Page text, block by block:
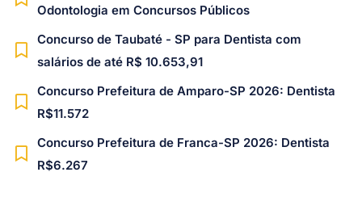
Odontologia em Concursos Públicos
Concurso de Taubaté - SP para Dentista com
salários de até R$ 10.653,91
Concurso Prefeitura de Amparo-SP 2026: Dentista
R$11.572
Concurso Prefeitura de Franca-SP 2026: Dentista
R$6.267